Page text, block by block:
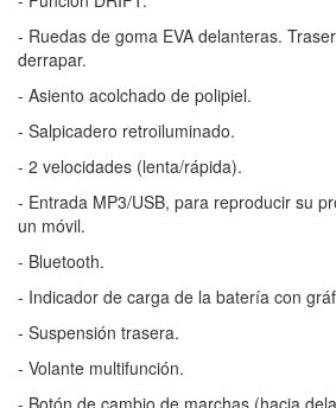
- Ruedas de goma EVA delanteras.
derrapar.
- Asiento acolchado de polipiel.
- Salpicadero retroiluminado.
- 2 velocidades (lenta/rápida).
- Entrada MP3/USB, para reproducir su
un móvil.
- Bluetooth.
- Indicador de carga de la batería con
- Suspensión trasera.
- Volante multifunción.
- Botón de cambio de marchas (hacia